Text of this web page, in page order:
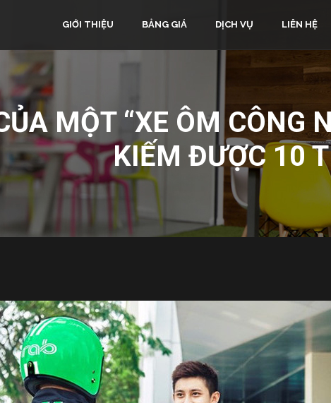
GIỚI THIỆU BẢNG GIÁ DỊCH VỤ LIÊN HỆ
MỘT “XE ÔM CÔNG
KIẾM ĐƯỢC 10